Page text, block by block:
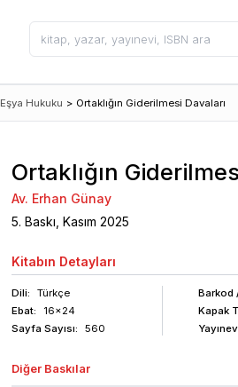
Eşya Hukuku > Ortaklığın Giderilmesi Davaları
Ortaklığın
Av. Erhan Günay
5. Baskı, Kasım 2025
Kitabın Detayları
Dili:
Türkçe
Ebat:
16x24
Sayfa Sayısı: 560
Barkod
Kapak
Diğer Baskılar